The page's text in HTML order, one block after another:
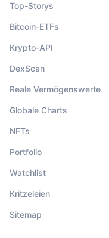
Top-Storys
Bitcoin-ETFs
Krypto-API
DexScan
Reale Vermögenswerte
Globale Charts
NFTs
Portfolio
Watchlist
Kritzeleien
Sitemap